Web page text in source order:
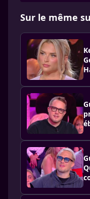
Sur le même